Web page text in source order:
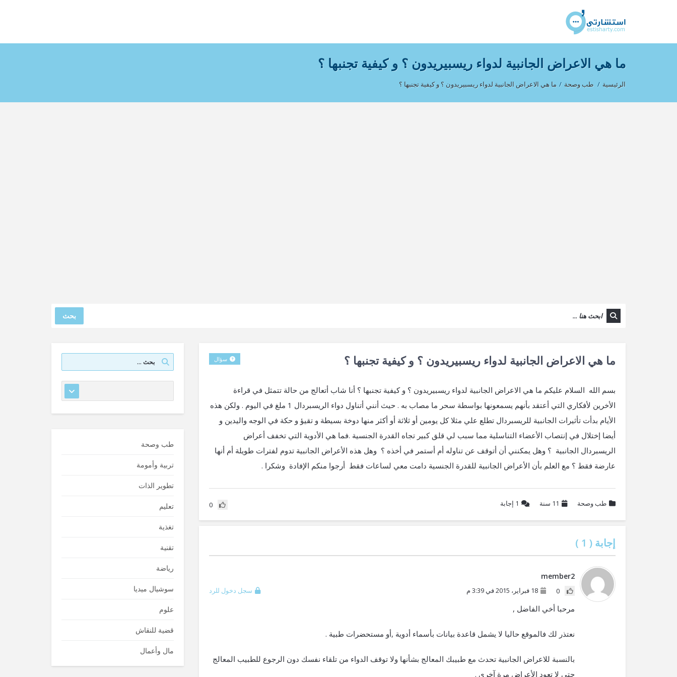
ما هي الاعراض الجانبية لدواء ريسبيريدون ؟ و كيفية تجنبها ؟
الرئيسية / طب وصحة / ما هي الاعراض الجانبية لدواء ريسبيريدون ؟ و كيفية تجنبها ؟
بحث
ما هي الاعراض الجانبية لدواء ريسبيريدون ؟ و كيفية تجنبها ؟ سؤال
بسم الله السلام عليكم ما هي الاعراض الجانبية لدواء ريسبيريدون ؟ و كيفية تجنبها ؟ أنا شاب أتعالج من حالة تتمثل في قراءة
الأخرين لأفكاري التي أعتقد بأنهم يسمعونها بواسطة سحر ما مصاب به . حيث أنني أتناول دواء الريسبردال 1 ملغ في اليوم . ولكن هذه
الأيام بدأت تأثيرات الجانبية للريسبردال تطلع علي مثلا كل يومين أو ثلاثة أو أكثر منها دوخة بسيطة و تقيؤ و حكة في الوجه واليدين و
أيضا إختلال في إنتصاب الأعضاء التناسلية مما سبب لي قلق كبير تجاه القدرة الجنسية .فما هي الأدوية التي تخفف أعراض
الريسبردال الجانبية ؟ وهل يمكنني أن أتوقف عن تناوله أم أستمر في أخذه ؟ وهل هذه الأعراض الجانبية تدوم لفترات طويلة أم أنها
عارضة فقط ؟ مع العلم بأن الأعراض الجانبية للقدرة الجنسية دامت معي لساعات فقط أرجوا منكم الإفادة وشكرا .
طب وصحة 11 سنة 1 إجابة 0
إجابة ( 1
)
member2
0 18 فبراير، 2015 في 3:39 م سجل دخول للرد
مرحبا أخي الفاضل ,
نعتذر لك فالموقع حاليا لا يشمل قاعدة بيانات بأسماء أدوية ,أو مستحضرات طبية .
بالنسبة للاعراض الجانبية تحدث مع طبيبك المعالج بشأنها ولا توقف الدواء من تلقاء نفسك دون الرجوع للطبيب المعالج
حتى لا تعود الأعراض مرة آخرى .
طب وصحة
تربية وأمومة
تطوير الذات
تعليم
تغذية
تقنية
رياضة
سوشيال ميديا
علوم
قضية للنقاش
مال وأعمال